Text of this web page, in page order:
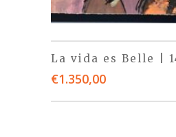
La vida es Belle |
€1.350,00